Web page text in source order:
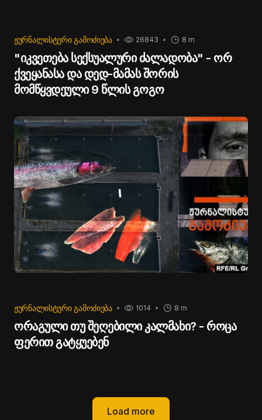
ᲟᲣᲠᲜᲐᲚᲘᲡᲢᲣᲠᲘ ᲒᲐᲛᲝᲫᲘᲔᲑᲐ 8 m
26843
"იკვეთება სექსუალური ძალადობა" - ორ
ქვეყანასა და დედ-მამას შორის
მომწყვდეული 9 წლის გოგო
ᲟᲣᲠᲜᲐᲚᲘᲡᲢᲣᲠᲘ ᲒᲐᲛᲝᲫᲘᲔᲑᲐ 8 m
1014
ორაგული თუ შეღებილი კალმახი? - როცა
ფერით გატყუებენ
Load more